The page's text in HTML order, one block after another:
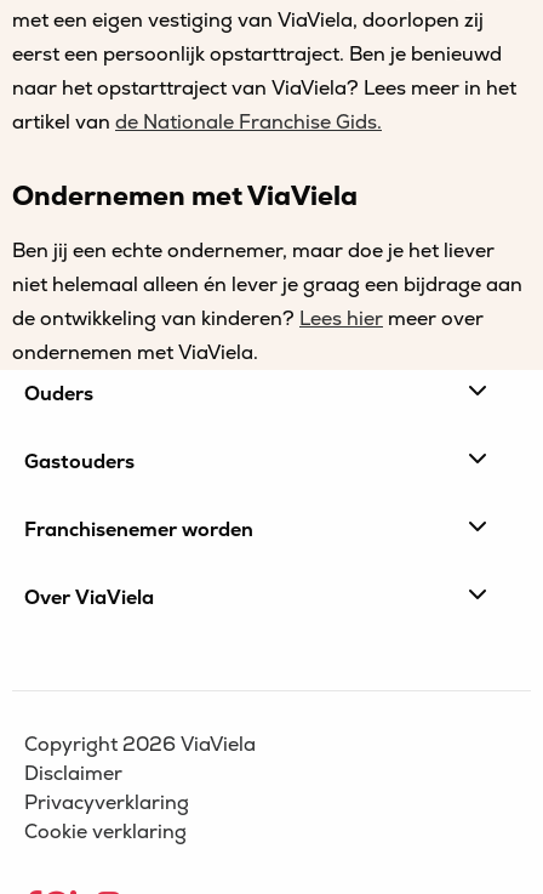
met een eigen vestiging van ViaViela, doorlopen zij
eerst een persoonlijk opstarttraject. Ben je benieuwd
naar het opstarttraject van ViaViela? Lees meer in het
artikel van de Nationale Franchise Gids.
Ondernemen met ViaViela
Ben jij een echte ondernemer, maar doe je het liever
niet helemaal alleen én lever je graag een bijdrage aan
de ontwikkeling van kinderen? Lees hier meer over
ondernemen met ViaViela.
Site
footer
Ouders
Gastouders
Franchisenemer worden
Over ViaViela
Copyright 2026 ViaViela
Disclaimer
Privacyverklaring
Cookie verklaring